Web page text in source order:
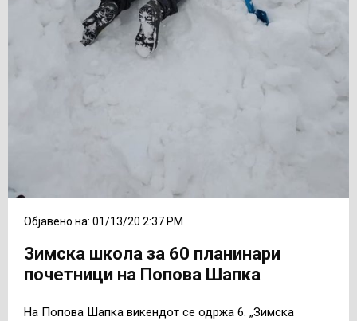
Објавено на: 01/13/20 2:37 PM
Зимска школа за 60 планинари
почетници на Попова Шапка
На Попова Шапка викендот се одржа 6. „Зимска